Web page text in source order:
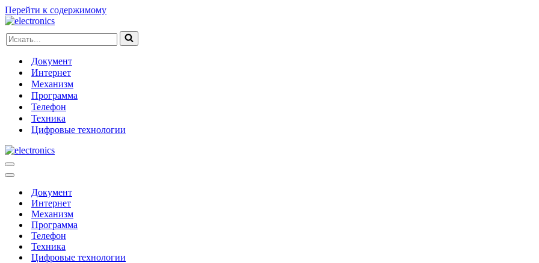
Перейти к содержимому
Искать...
Документ
Интернет
Механизм
Программа
Телефон
Техника
Цифровые технологии
Меню
навигации
Меню
навигацииДокумент
Интернет
Механизм
Программа
Телефон
Техника
Цифровые технологии